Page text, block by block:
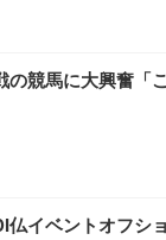
競馬に大興奮「
仏イベントオフシ